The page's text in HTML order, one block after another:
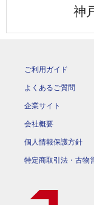
神
ご利用ガイド
よくあるご質問
企業サイト
会社概要
個人情報保護方針
特定商取引法・古物